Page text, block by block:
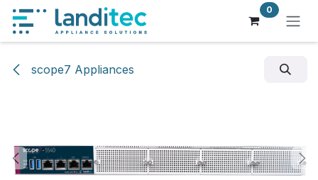
Zum Inhalt springen 0
scope7 Appliances